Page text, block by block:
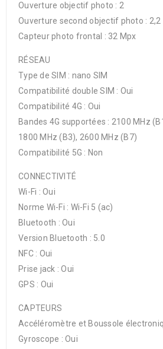
Ouverture objectif photo : 2
Ouverture second objectif photo : 2,2
Capteur photo frontal : 32 Mpx
RÉSEAU
Type de SIM : nano SIM
Compatibilité double SIM : Oui
Compatibilité 4G : Oui
Bandes 4G supportées : 2100 MHz
1800 MHz (B3), 2600 MHz (B7)
Compatibilité 5G : Non
CONNECTIVITÉ
Wi-Fi : Oui
Norme Wi-Fi : Wi-Fi 5 (ac)
Bluetooth : Oui
Version Bluetooth : 5.0
NFC : Oui
Prise jack : Oui
GPS : Oui
CAPTEURS
Accéléromètre et Boussole
Gyroscope : Oui